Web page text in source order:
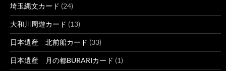
埼玉縄文カード (24)
大和川周遊カード (13)
日本遺産 北前船カード (33)
日本遺産 月の都BURARIカード (1)